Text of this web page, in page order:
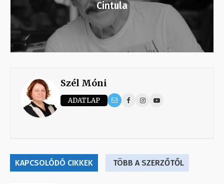
Cintula
Szél Móni
ADATLAP
KAPCSOLÓDÓ CIKKEK TÖBB A SZERZŐTŐL